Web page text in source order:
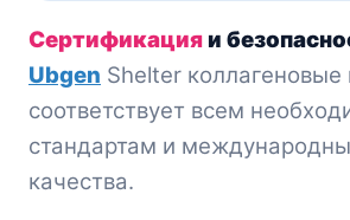
Сертификация и
Ubgen Shelter
соответствует всем
стандартам и
качества.